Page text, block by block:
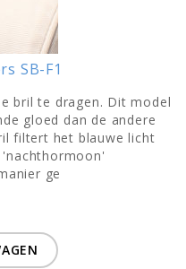
SB-F1
bril te dragen. Dit model
gloed dan de andere
filtert het blauwe licht
ge